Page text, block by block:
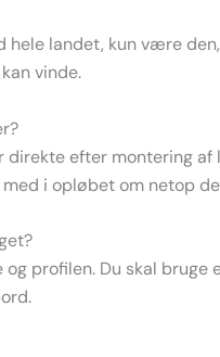
hele landet, kun være
vinde.
direkte efter montering
i opløbet om netop
profilen. Du skal bruge